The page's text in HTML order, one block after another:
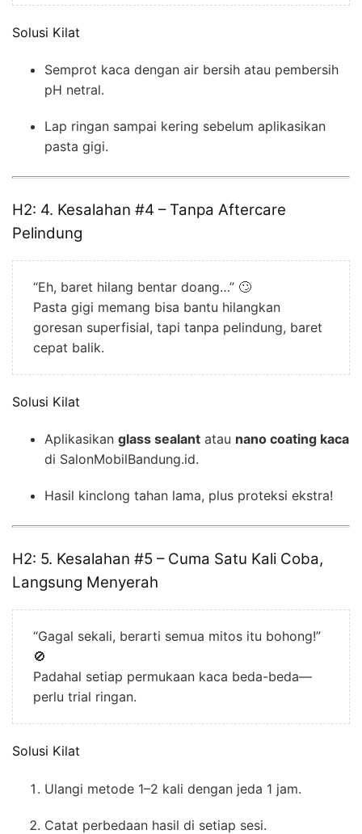
Solusi Kilat
Semprot kaca dengan air bersih atau pembersih
pH netral.
Lap ringan sampai kering sebelum aplikasikan
pasta gigi.
H2: 4. Kesalahan #4 – Tanpa Aftercare
Pelindung
“Eh, baret hilang bentar doang…” 🙄
Pasta gigi memang bisa bantu hilangkan
goresan superfisial, tapi tanpa pelindung, baret
cepat balik.
Solusi Kilat
Aplikasikan glass sealant atau nano coating kaca
di SalonMobilBandung.id.
Hasil kinclong tahan lama, plus proteksi ekstra!
H2: 5. Kesalahan #5 – Cuma Satu Kali Coba,
Langsung Menyerah
“Gagal sekali, berarti semua mitos itu bohong!”
🚫
Padahal setiap permukaan kaca beda-beda—
perlu trial ringan.
Solusi Kilat
Ulangi metode 1–2 kali dengan jeda 1 jam.
Catat perbedaan hasil di setiap sesi.